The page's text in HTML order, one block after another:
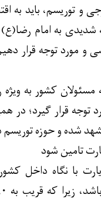
باید به
شدیدی به امام
و مورد توجه قرار
کشور به
قرار گیرد؛ در
شده و حوزه
تامین شود
با نگاه داخل